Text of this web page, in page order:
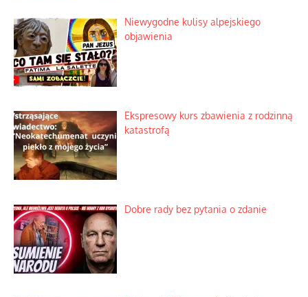
Niewygodne kulisy alpejskiego
objawienia
Ekspresowy kurs zbawienia z rodzinną
katastrofą
Dobre rady bez pytania o zdanie